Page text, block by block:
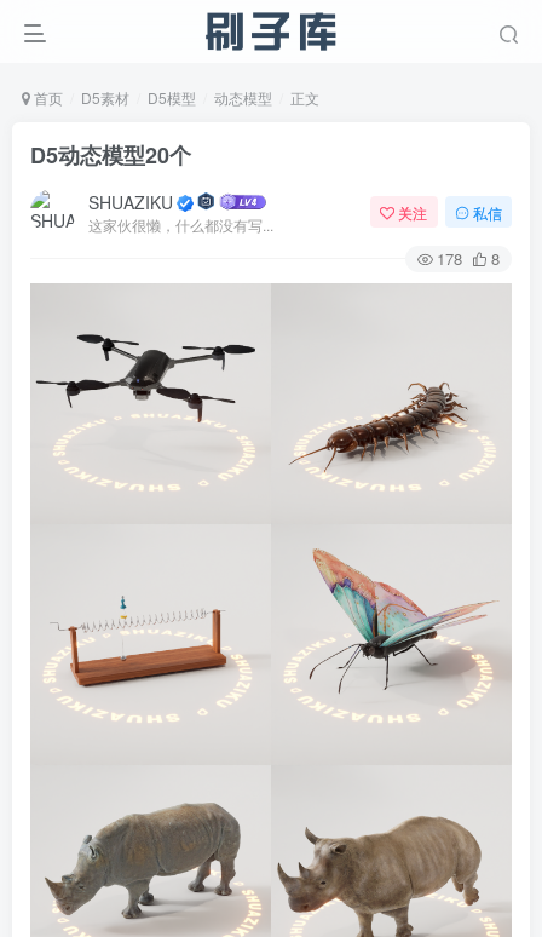
首页 D5素材 D5模型 动态模型 正文
D5动态模型20个
SHUAZIKU
这家伙很懒，什么都没有写...
关注 私信
178 8